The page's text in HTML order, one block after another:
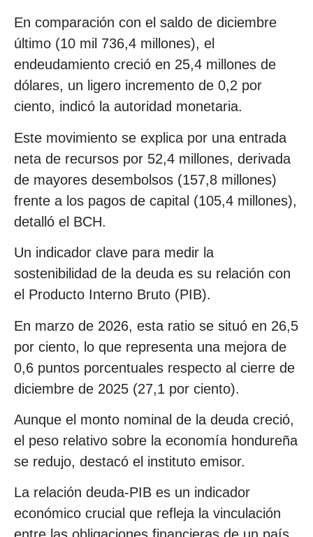
En comparación con el saldo de diciembre
último (10 mil 736,4 millones), el
endeudamiento creció en 25,4 millones de
dólares, un ligero incremento de 0,2 por
ciento, indicó la autoridad monetaria.
Este movimiento se explica por una entrada
neta de recursos por 52,4 millones, derivada
de mayores desembolsos (157,8 millones)
frente a los pagos de capital (105,4 millones),
detalló el BCH.
Un indicador clave para medir la
sostenibilidad de la deuda es su relación con
el Producto Interno Bruto (PIB).
En marzo de 2026, esta ratio se situó en 26,5
por ciento, lo que representa una mejora de
0,6 puntos porcentuales respecto al cierre de
diciembre de 2025 (27,1 por ciento).
Aunque el monto nominal de la deuda creció,
el peso relativo sobre la economía hondureña
se redujo, destacó el instituto emisor.
La relación deuda-PIB es un indicador
económico crucial que refleja la vinculación